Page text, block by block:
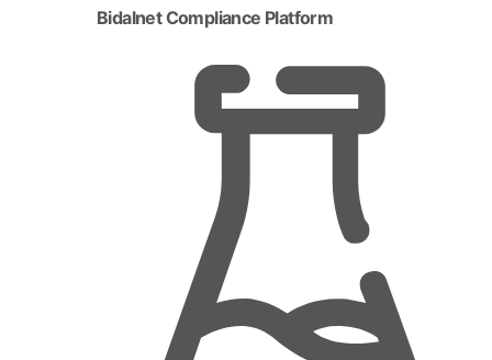
Bidalnet Compliance Platform